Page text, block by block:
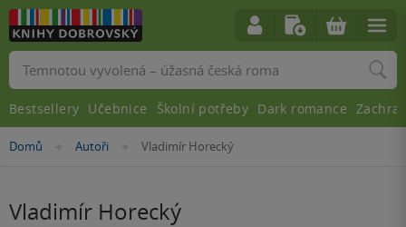
Nacházíte
Domů »Autoři »
Vladimír Horecký
Vladimír Horecký
Vyhledávání
Bestsellery Učebnice Školní potřeby Dark romance